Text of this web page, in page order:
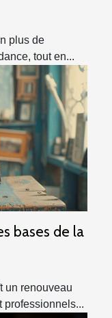
plus de
tout en...
bases de la
un renouveau
professionnels...